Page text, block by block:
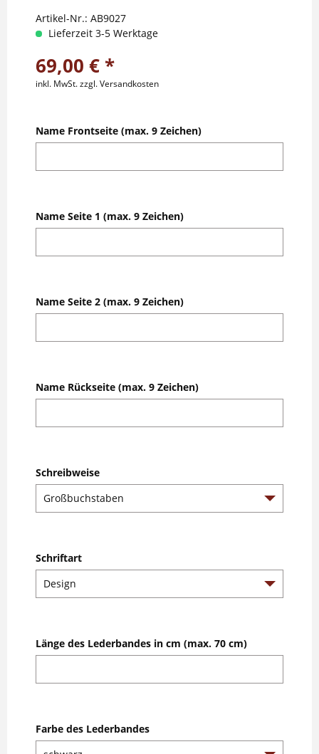
Artikel-Nr.: AB9027
Lieferzeit 3-5 Werktage
69,00 € *
inkl. MwSt.zzgl. Versandkosten
Name Frontseite (max. 9 Zeichen)
Name Seite 1 (max. 9 Zeichen)
Name Seite 2 (max. 9 Zeichen)
Name Rückseite (max. 9 Zeichen)
Schreibweise
Schriftart
Länge des Lederbandes in cm (max. 70 cm)
Farbe des Lederbandes